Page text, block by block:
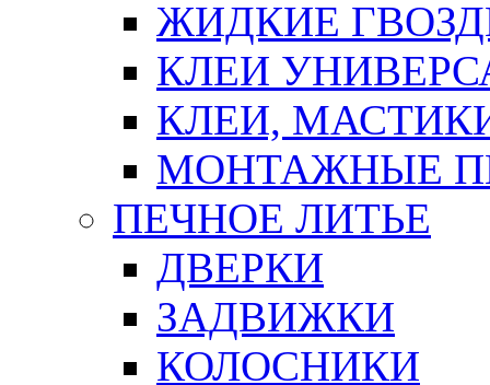
ЖИДКИЕ
КЛЕИ
КЛЕИ,
МОНТАЖНЫЕ
ПЕЧНОЕ ЛИТЬЕ
ДВЕРКИ
ЗАДВИЖКИ
КОЛОСНИКИ